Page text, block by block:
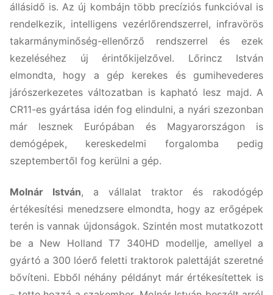
állásidő is. Az új kombájn több precíziós funkcióval is
rendelkezik, intelligens vezérlőrendszerrel, infravörös
takarmányminőség-ellenőrző rendszerrel és ezek
kezeléséhez új érintőkijelzővel. Lőrincz István
elmondta, hogy a gép kerekes és gumihevederes
járószerkezetes változatban is kapható lesz majd. A
CR11-es gyártása idén fog elindulni, a nyári szezonban
már lesznek Európában és Magyarországon is
demógépek, kereskedelmi forgalomba pedig
szeptembertől fog kerülni a gép.
Molnár István, a vállalat traktor és rakodógép
értékesítési menedzsere elmondta, hogy az erőgépek
terén is vannak újdonságok. Szintén most mutatkozott
be a New Holland T7 340HD modellje, amellyel a
gyártó a 300 lóerő feletti traktorok palettáját szeretné
bővíteni. Ebből néhány példányt már értékesítettek is